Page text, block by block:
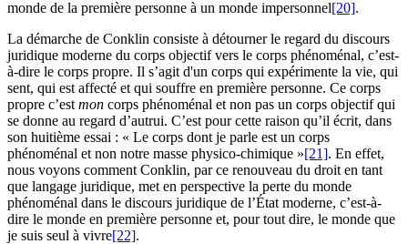
monde de la première personne à un monde impersonnel[20].
La démarche de Conklin consiste à détourner le regard du discours
juridique moderne du corps objectif vers le corps phénoménal, c’est-
à-dire le corps propre. Il s’agit d'un corps qui expérimente la vie, qui
sent, qui est affecté et qui souffre en première personne. Ce corps
propre c’est mon corps phénoménal et non pas un corps objectif qui
se donne au regard d’autrui. C’est pour cette raison qu’il écrit, dans
son huitième essai : « Le corps dont je parle est un corps
phénoménal et non notre masse physico-chimique »[21]. En effet,
nous voyons comment Conklin, par ce renouveau du droit en tant
que langage juridique, met en perspective la perte du monde
phénoménal dans le discours juridique de l’État moderne, c’est-à-
dire le monde en première personne et, pour tout dire, le monde que
je suis seul à vivre[22].